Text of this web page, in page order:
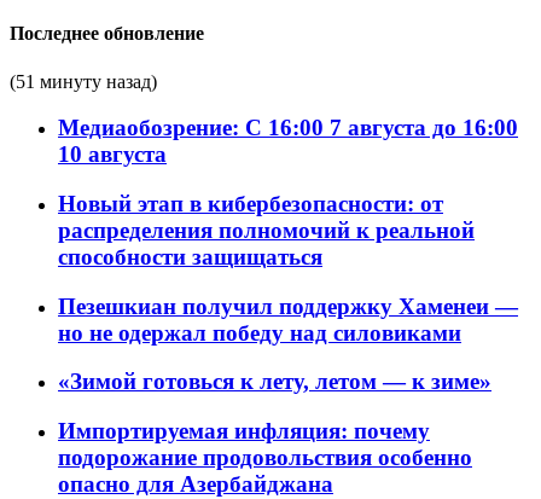
Последнее обновление
(51 минуту назад)
Медиаобозрение: С 16:00 7 августа до 16:00
10 августа
Новый этап в кибербезопасности: от
распределения полномочий к реальной
способности защищаться
Пезешкиан получил поддержку Хаменеи —
но не одержал победу над силовиками
«Зимой готовься к лету, летом — к зиме»
Импортируемая инфляция: почему
подорожание продовольствия особенно
опасно для Азербайджана